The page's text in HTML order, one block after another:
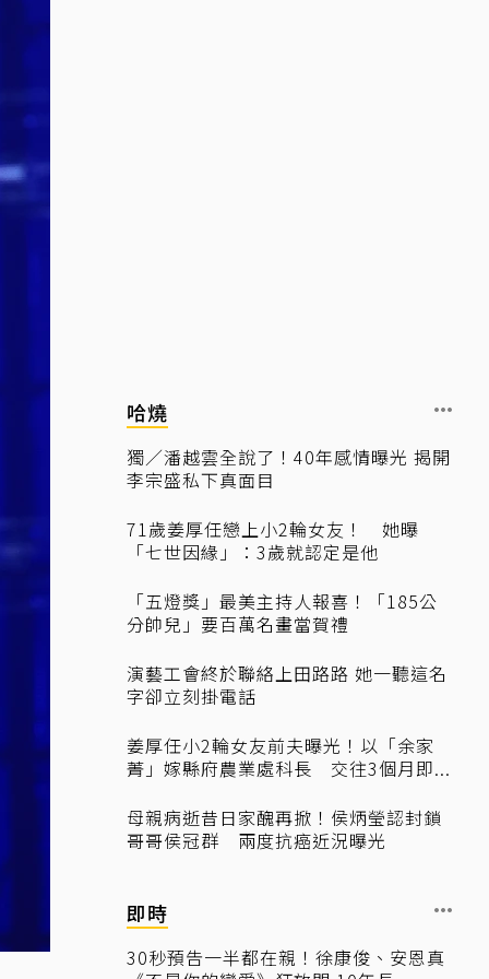
哈燒
獨／潘越雲全說了！40年感情曝光 揭開
李宗盛私下真面目
71歲姜厚任戀上小2輪女友！ 她曝
「七世因緣」：3歲就認定是他
「五燈獎」最美主持人報喜！「185公
分帥兒」要百萬名畫當賀禮
演藝工會終於聯絡上田路路 她一聽這名
字卻立刻掛電話
姜厚任小2輪女友前夫曝光！以「余家
菁」嫁縣府農業處科長 交往3個月即...
母親病逝昔日家醜再掀！侯炳瑩認封鎖
哥哥侯冠群 兩度抗癌近況曝光
即時
30秒預告一半都在親！徐康俊、安恩真